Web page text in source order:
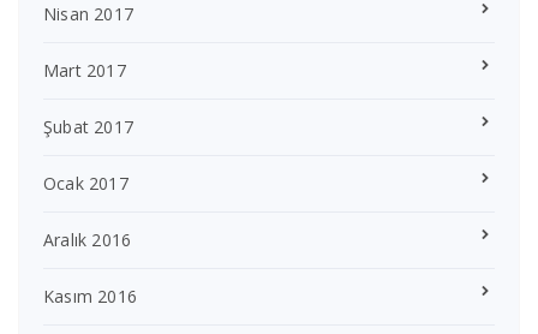
Nisan 2017
Mart 2017
Şubat 2017
Ocak 2017
Aralık 2016
Kasım 2016